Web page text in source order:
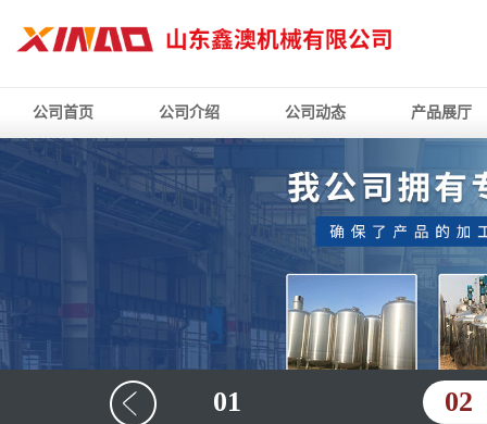
公司首页 公司介绍 公司动态 产品展厅
01 02